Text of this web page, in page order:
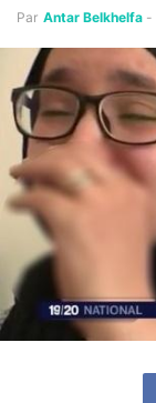
Par Antar Belkhelfa -